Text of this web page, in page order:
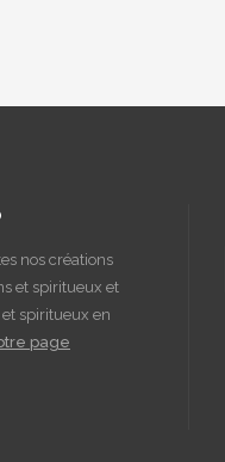
nos créations
et spiritueux et
spiritueux en
page